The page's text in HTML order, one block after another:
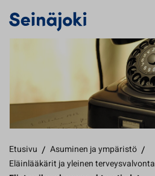
Etusivu / Asuminen ja ympäristö /
Eläinlääkärit ja yleinen terveysvalvonta